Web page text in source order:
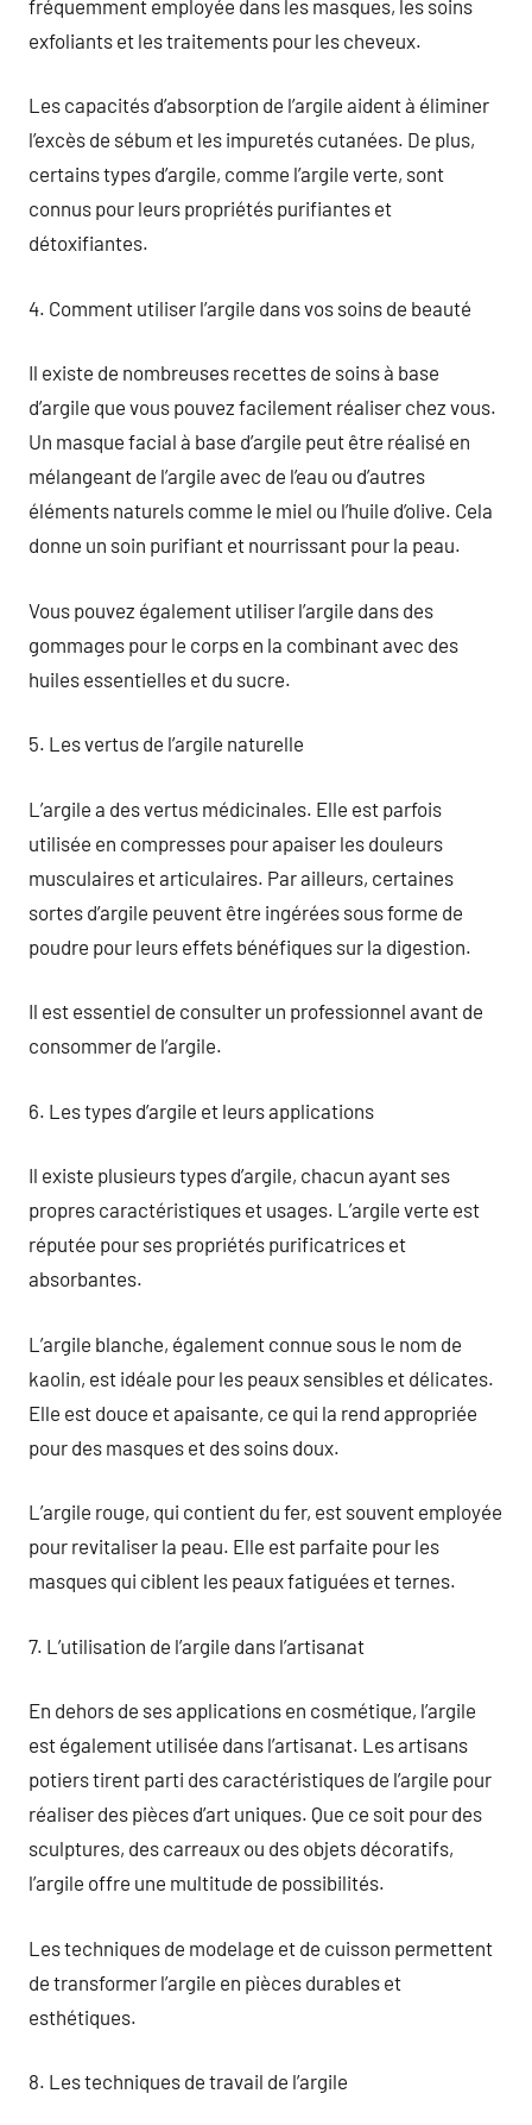
fréquemment employée dans les masques, les soins
exfoliants et les traitements pour les cheveux.
Les capacités d’absorption de l’argile aident à éliminer
l’excès de sébum et les impuretés cutanées. De plus,
certains types d’argile, comme l’argile verte, sont
connus pour leurs propriétés purifiantes et
détoxifiantes.
4. Comment utiliser l’argile dans vos soins de beauté
Il existe de nombreuses recettes de soins à base
d’argile que vous pouvez facilement réaliser chez vous.
Un masque facial à base d’argile peut être réalisé en
mélangeant de l’argile avec de l’eau ou d’autres
éléments naturels comme le miel ou l’huile d’olive. Cela
donne un soin purifiant et nourrissant pour la peau.
Vous pouvez également utiliser l’argile dans des
gommages pour le corps en la combinant avec des
huiles essentielles et du sucre.
5. Les vertus de l’argile naturelle
L’argile a des vertus médicinales. Elle est parfois
utilisée en compresses pour apaiser les douleurs
musculaires et articulaires. Par ailleurs, certaines
sortes d’argile peuvent être ingérées sous forme de
poudre pour leurs effets bénéfiques sur la digestion.
Il est essentiel de consulter un professionnel avant de
consommer de l’argile.
6. Les types d’argile et leurs applications
Il existe plusieurs types d’argile, chacun ayant ses
propres caractéristiques et usages. L’argile verte est
réputée pour ses propriétés purificatrices et
absorbantes.
L’argile blanche, également connue sous le nom de
kaolin, est idéale pour les peaux sensibles et délicates.
Elle est douce et apaisante, ce qui la rend appropriée
pour des masques et des soins doux.
L’argile rouge, qui contient du fer, est souvent employée
pour revitaliser la peau. Elle est parfaite pour les
masques qui ciblent les peaux fatiguées et ternes.
7. L’utilisation de l’argile dans l’artisanat
En dehors de ses applications en cosmétique, l’argile
est également utilisée dans l’artisanat. Les artisans
potiers tirent parti des caractéristiques de l’argile pour
réaliser des pièces d’art uniques. Que ce soit pour des
sculptures, des carreaux ou des objets décoratifs,
l’argile offre une multitude de possibilités.
Les techniques de modelage et de cuisson permettent
de transformer l’argile en pièces durables et
esthétiques.
8. Les techniques de travail de l’argile